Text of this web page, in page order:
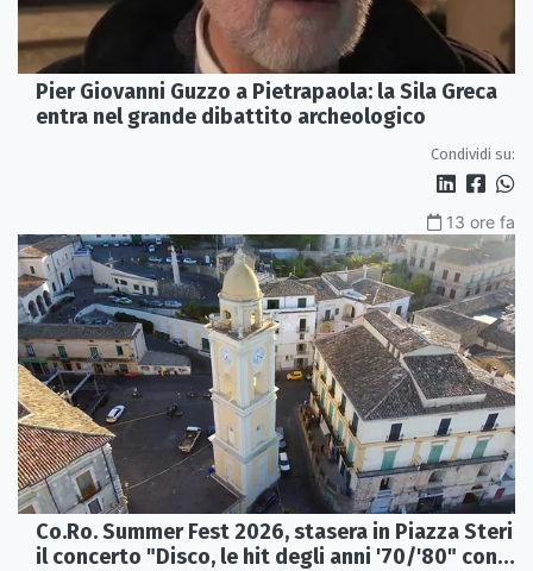
Pier Giovanni Guzzo a Pietrapaola: la Sila Greca
entra nel grande dibattito archeologico
Condividi su:
13 ore fa
Co.Ro. Summer Fest 2026, stasera in Piazza Steri
il concerto "Disco, le hit degli anni '70/'80" con